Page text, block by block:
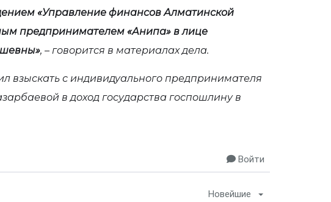
«Управление финансов Алматинской
предпринимателем «Анипа» в лице
, – говорится в материалах дела.
взыскать с индивидуального предпринимателя
в доход государства госпошлину в
Войти
Новейшие